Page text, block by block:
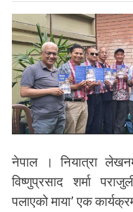
नेपाल । नियात्रा
विष्णुप्रसाद शर्मा
पलाएको माया’ एक